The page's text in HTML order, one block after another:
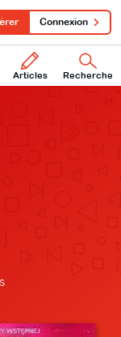
Articles Recherche
Connexion